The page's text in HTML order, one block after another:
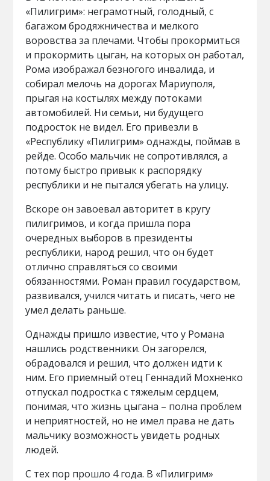
«Пилигрим»: неграмотный, голодный, с
багажом бродяжничества и мелкого
воровства за плечами. Чтобы прокормиться
и прокормить цыган, на которых он работал,
Рома изображал безногого инвалида, и
собирал мелочь на дорогах Мариуполя,
прыгая на костылях между потоками
автомобилей. Ни семьи, ни будущего
подросток не видел. Его привезли в
«Республику «Пилигрим» однажды, поймав в
рейде. Особо мальчик не сопротивлялся, а
потому быстро привык к распорядку
республики и не пытался убегать на улицу.
Вскоре он завоевал авторитет в кругу
пилигримов, и когда пришла пора
очередных выборов в президенты
республики, народ решил, что он будет
отлично справляться со своими
обязанностями. Роман правил государством,
развивался, учился читать и писать, чего не
умел делать раньше.
Однажды пришло известие, что у Романа
нашлись родственники. Он загорелся,
обрадовался и решил, что должен идти к
ним. Его приемный отец Геннадий Мохненко
отпускал подростка с тяжелым сердцем,
понимая, что жизнь цыгана – полна проблем
и неприятностей, но не имел права не дать
мальчику возможность увидеть родных
людей.
С тех пор прошло 4 года. В «Пилигрим»